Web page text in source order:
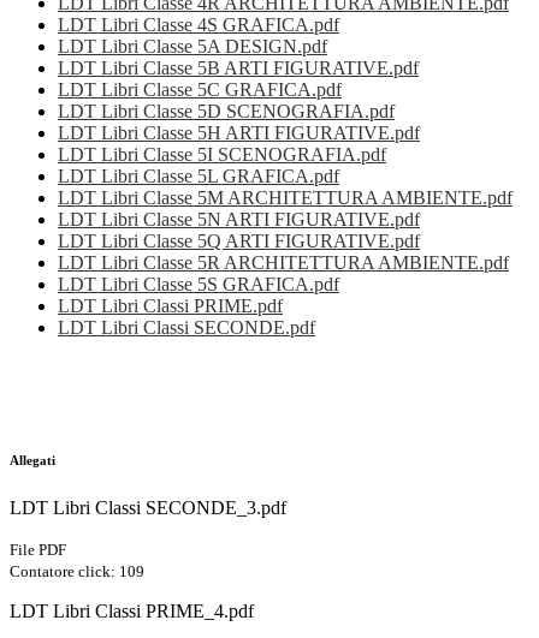
LDT Libri Classe 4S GRAFICA.pdf
LDT Libri Classe 5A DESIGN.pdf
LDT Libri Classe 5B ARTI FIGURATIVE.pdf
LDT Libri Classe 5C GRAFICA.pdf
LDT Libri Classe 5D SCENOGRAFIA.pdf
LDT Libri Classe 5H ARTI FIGURATIVE.pdf
LDT Libri Classe 5I SCENOGRAFIA.pdf
LDT Libri Classe 5L GRAFICA.pdf
LDT Libri Classe 5M ARCHITETTURA AMBIENTE.pdf
LDT Libri Classe 5N ARTI FIGURATIVE.pdf
LDT Libri Classe 5Q ARTI FIGURATIVE.pdf
LDT Libri Classe 5R ARCHITETTURA AMBIENTE.pdf
LDT Libri Classe 5S GRAFICA.pdf
LDT Libri Classi PRIME.pdf
LDT Libri Classi SECONDE.pdf
Allegati
LDT Libri Classi SECONDE_3.pdf
File PDF
Contatore click: 109
LDT Libri Classi PRIME_4.pdf